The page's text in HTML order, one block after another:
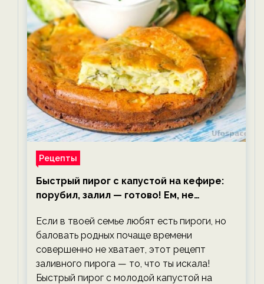
Рецепты
Быстрый пирог с капустой на кефире:
порубил, залил — готово! Ем, не
Если в твоей семье любят есть пироги, но
баловать родных почаще времени
совершенно не хватает, этот рецепт
заливного пирога — то, что ты искала!
Быстрый пирог с молодой капустой на